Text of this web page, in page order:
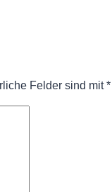
Felder sind mit*